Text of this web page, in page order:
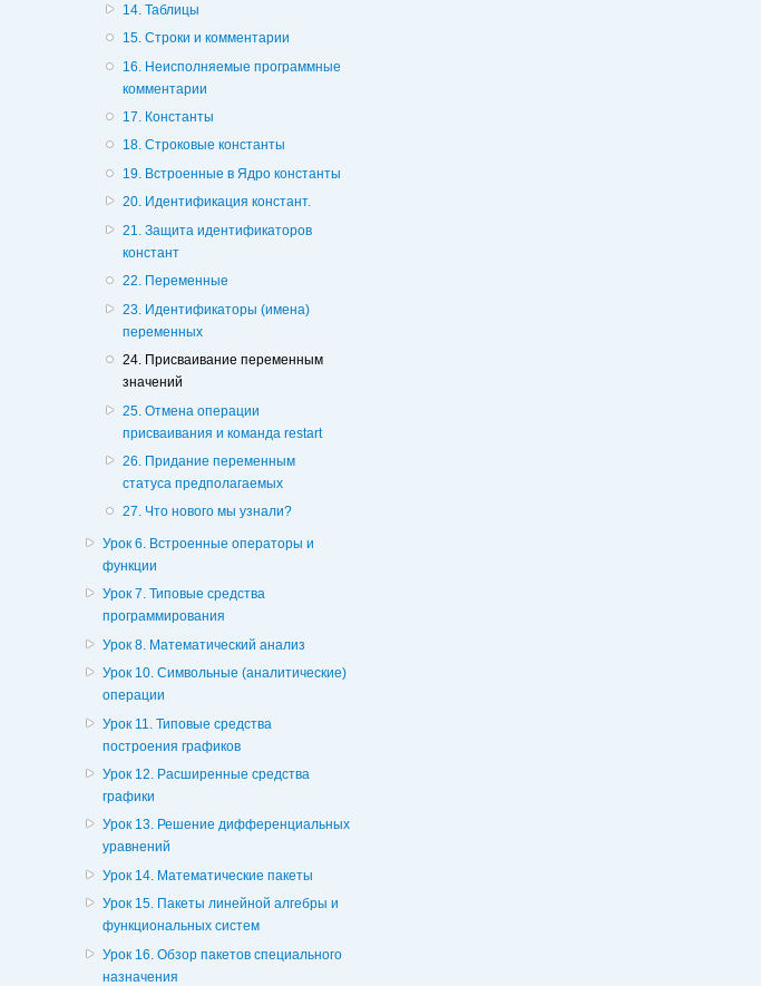
14. Таблицы
15. Строки и комментарии
16. Неисполняемые программные
комментарии
17. Константы
18. Строковые константы
19. Встроенные в Ядро константы
20. Идентификация констант.
21. Защита идентификаторов
констант
22. Переменные
23. Идентификаторы (имена)
переменных
24. Присваивание переменным
значений
25. Отмена операции
присваивания и команда restart
26. Придание переменным
статуса предполагаемых
27. Что нового мы узнали?
Урок 6. Встроенные операторы и
функции
Урок 7. Типовые средства
программирования
Урок 8. Математический анализ
Урок 10. Символьные (аналитические)
операции
Урок 11. Типовые средства
построения графиков
Урок 12. Расширенные средства
графики
Урок 13. Решение дифференциальных
уравнений
Урок 14. Математические пакеты
Урок 15. Пакеты линейной алгебры и
функциональных систем
Урок 16. Обзор пакетов специального
назначения